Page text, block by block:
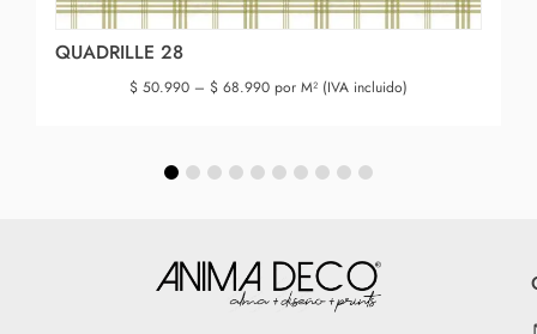
QUADRILLE 28
$ 50.990 – $ 68.990 por M² (IVA incluido)